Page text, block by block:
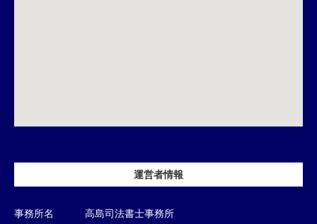
運営者情報
事務所名 高島司法書士事務所